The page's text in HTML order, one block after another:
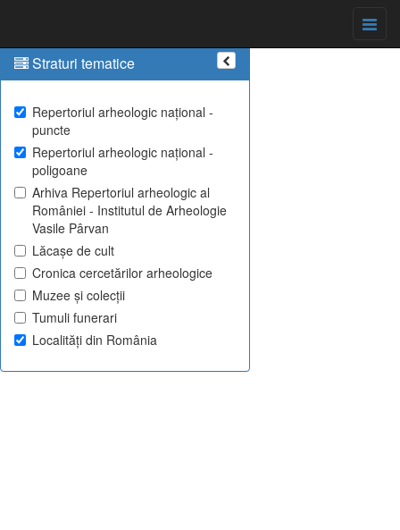
Straturi tematice
Repertoriul arheologic național -
puncte
Repertoriul arheologic național -
poligoane
Arhiva Repertoriul arheologic al
României - Institutul de Arheologie
Vasile Pârvan
Lăcașe de cult
Cronica cercetărilor arheologice
Muzee și colecții
Tumuli funerari
Localități din România